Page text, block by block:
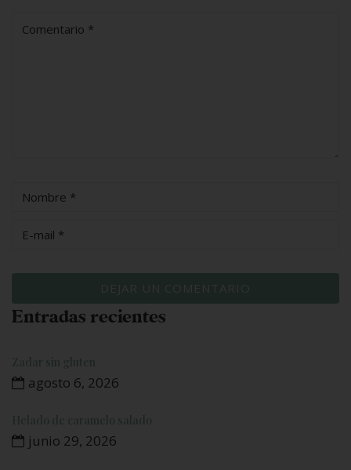
Entradas recientes
Zadar sin gluten
agosto 6, 2026
Helado de caramelo salado
junio 29, 2026